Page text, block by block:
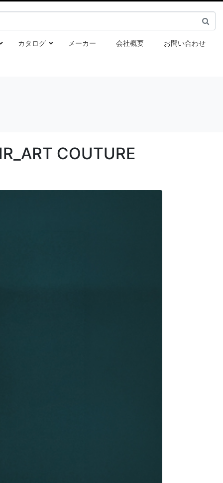
カタログ メーカー 会社概要 お問い合わせ
COUTURE